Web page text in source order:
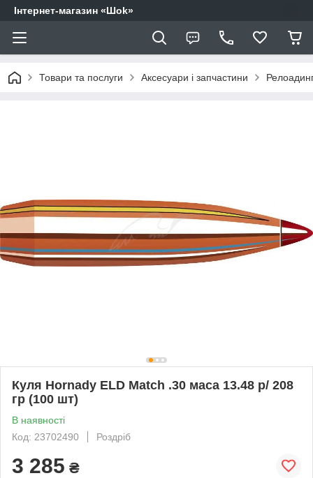
Інтернет-магазин «Шоk»
Товари та послуги Аксесуари і запчастини
Куля Hornady ELD Match .30 маса 13.48 р/ 208
гр (100 шт)
В наявності
Код: 23702490
Роздріб
3 285 ₴